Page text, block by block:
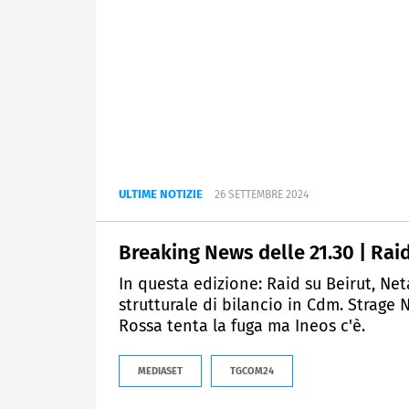
ULTIME NOTIZIE 26 SETTEMBRE 2024
Breaking News delle 21.30 |
In questa edizione: Raid su Beirut,
strutturale di bilancio in Cdm. Strage
Rossa tenta la fuga ma Ineos c'è.
MEDIASET TGCOM24